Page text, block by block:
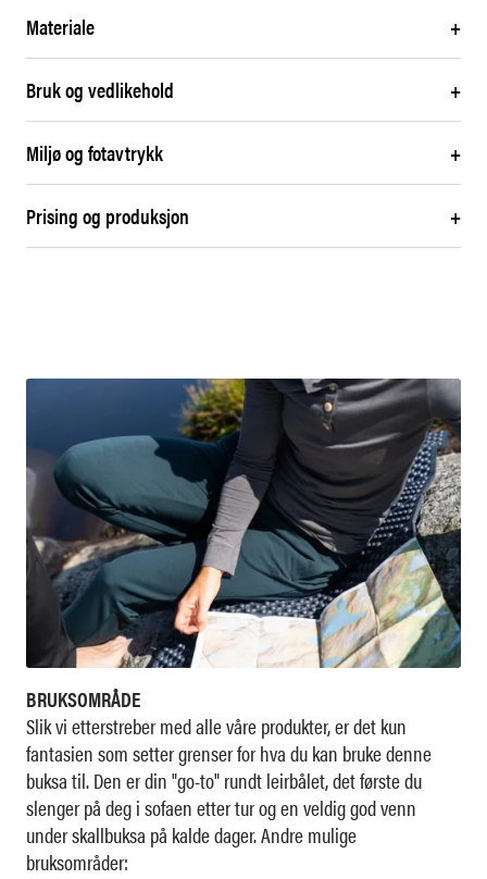
Materiale +
Bruk og vedlikehold +
Miljø og fotavtrykk +
Prising og produksjon +
BRUKSOMRÅDE
Slik vi etterstreber med alle våre produkter, er det kun
fantasien som setter grenser for hva du kan bruke denne
buksa til. Den er din "go-to" rundt leirbålet, det første du
slenger på deg i sofaen etter tur og en veldig god venn
under skallbuksa på kalde dager. Andre mulige
bruksområder: